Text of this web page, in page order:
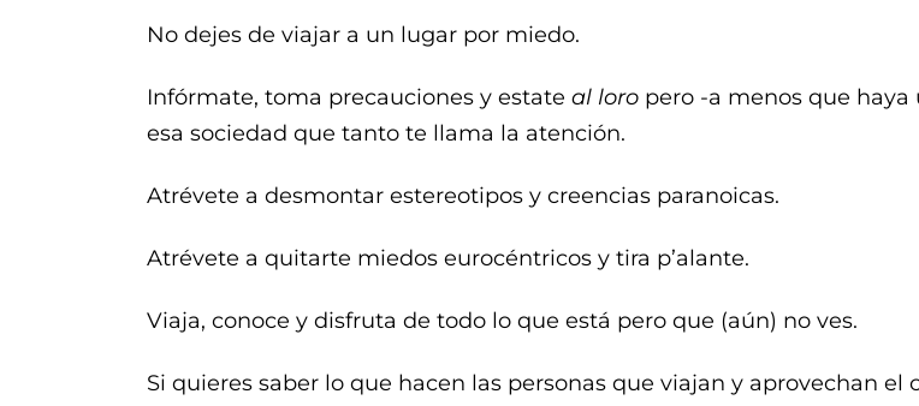
No dejes de viajar a un lugar por miedo.
Infórmate, toma precauciones y estate al loro pero -a menos que haya
esa sociedad que tanto te llama la atención.
Atrévete a desmontar estereotipos y creencias paranoicas.
Atrévete a quitarte miedos eurocéntricos y tira p’alante.
Viaja, conoce y disfruta de todo lo que está pero que (aún) no ves.
Si quieres saber lo que hacen las personas que viajan y aprovechan